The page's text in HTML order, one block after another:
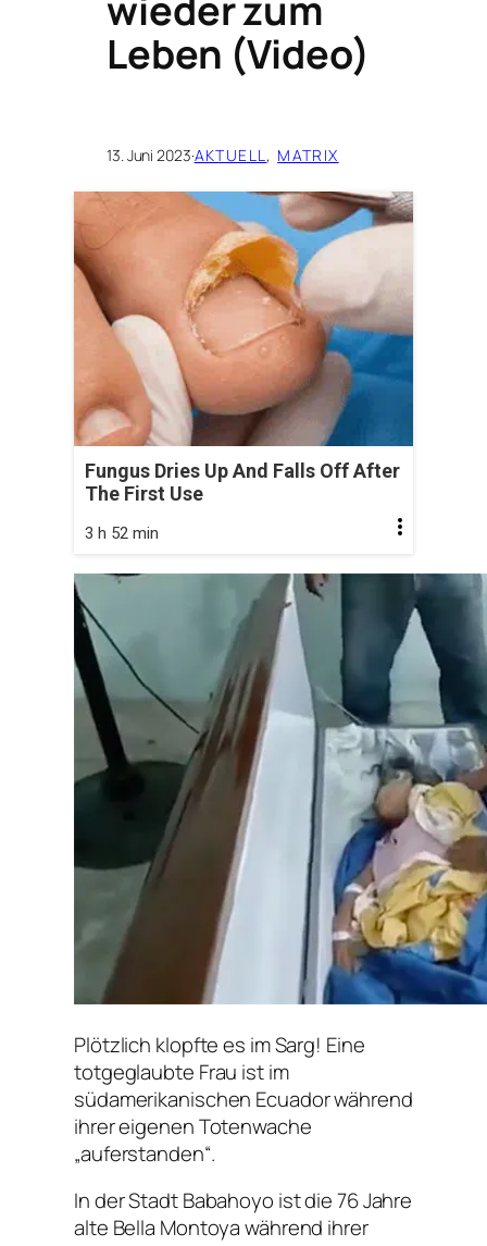
Leben (Video)
13. Juni 2023·AKTUELL , MATRIX
Fungus Dries Up And Falls Off After
The First Use
3 h 52 min
Plötzlich klopfte es im Sarg! Eine
totgeglaubte Frau ist im
südamerikanischen Ecuador während
ihrer eigenen Totenwache
„auferstanden“.
In der Stadt Babahoyo ist die 76 Jahre
alte Bella Montoya während ihrer